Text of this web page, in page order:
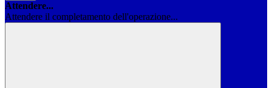
Attendere...
Attendere il completamento dell'operazione...